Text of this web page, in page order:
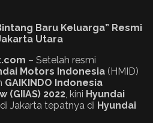
Baru Keluarga” Resmi
Utara
– Setelah resmi
Motors Indonesia (HMID)
GAIKINDO Indonesia
(GIIAS) 2022 , kini Hyundai
Jakarta tepatnya di Hyundai